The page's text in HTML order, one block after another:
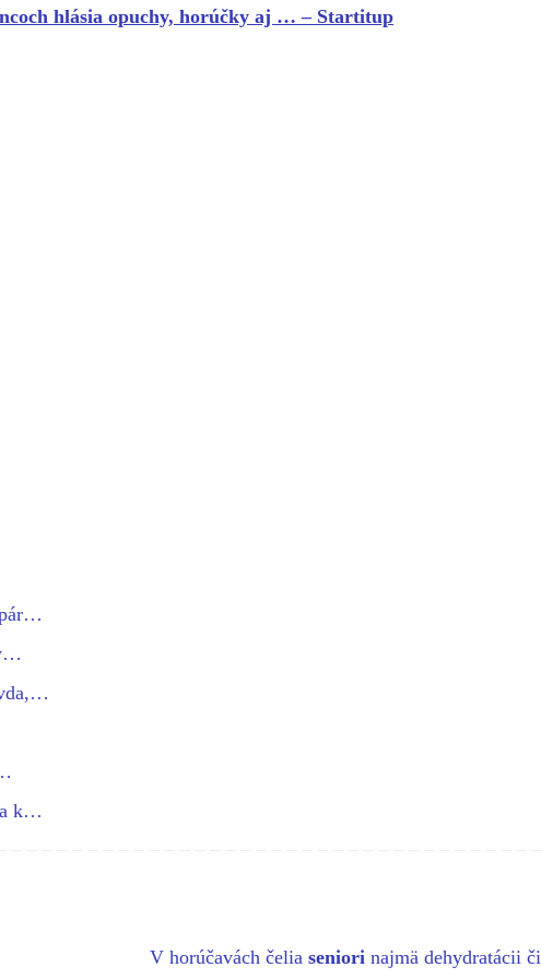
hlásia opuchy, horúčky aj … – Startitup
k…
V horúčavách čelia seniori najmä dehydratácii či